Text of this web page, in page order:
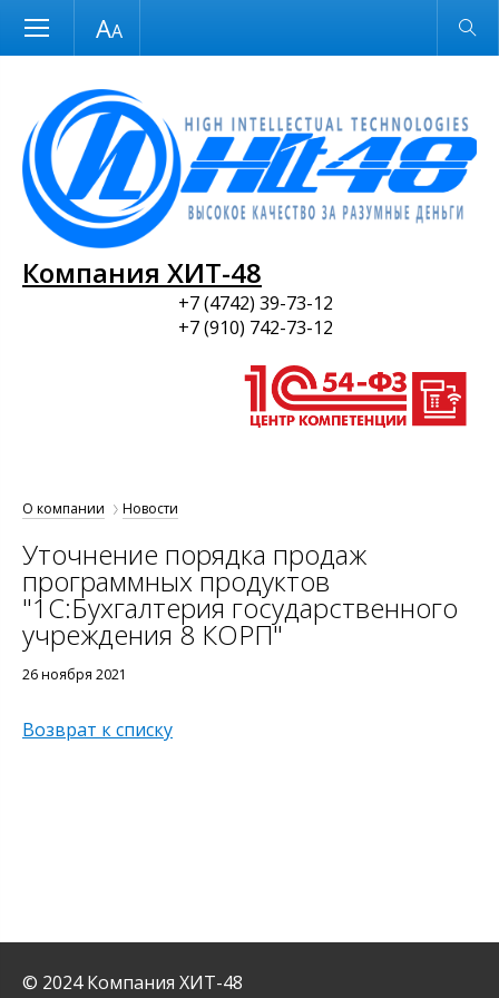
Размер шрифта Обычная версия
Компания ХИТ-48
+7 (4742) 39-73-12
+7 (910) 742-73-12
О компании Новости
Уточнение порядка продаж
программных продуктов
"1С:Бухгалтерия государственного
учреждения 8 КОРП"
26 ноября 2021
Возврат к списку
© 2024 Компания ХИТ-48